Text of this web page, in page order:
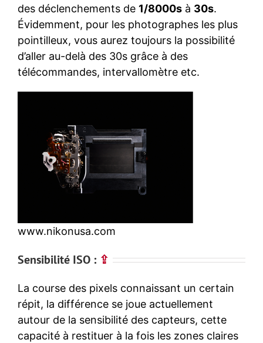
des déclenchements de 1/8000s à 30s.
Évidemment, pour les photographes les plus
pointilleux, vous aurez toujours la possibilité
d’aller au-delà des 30s grâce à des
télécommandes, intervallomètre etc.
www.nikonusa.com
Sensibilité ISO : ⇪
La course des pixels connaissant un certain
répit, la différence se joue actuellement
autour de la sensibilité des capteurs, cette
capacité à restituer à la fois les zones claires